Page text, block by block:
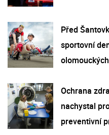
Před
sportovní
Ochrana
nachystal
preventivní